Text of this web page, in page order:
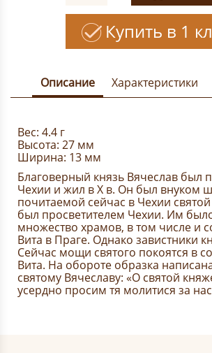
Купить в 1
Описание Характеристики
Вес: 4.4 г
Высота: 27 мм
Ширина: 13 мм
Благоверный князь Вячеслав был
Чехии и жил в X в. Он был внуком
почитаемой сейчас в Чехии
был просветителем Чехии. Им
множество храмов, в том числе и
Вита в Праге. Однако завистники
Сейчас мощи святого покоятся в
Вита. На обороте образка
святому Вячеславу: «О святой
усердно просим тя молитися за